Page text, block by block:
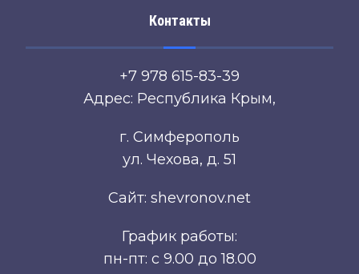
Контакты
+7 978 615-83-39
Адрес: Республика Крым,
г. Симферополь
ул. Чехова, д. 51
Сайт: shevronov.net
График работы:
пн-пт: с 9.00 до 18.00